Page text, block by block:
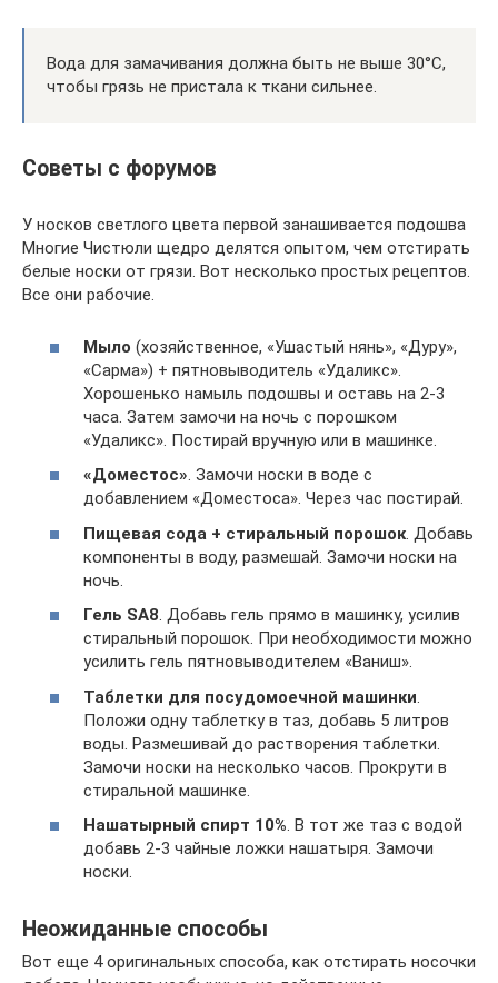
Вода для замачивания должна быть не выше 30°С,
чтобы грязь не пристала к ткани сильнее.
Советы с форумов
У носков светлого цвета первой занашивается подошва
Многие Чистюли щедро делятся опытом, чем отстирать
белые носки от грязи. Вот несколько простых рецептов.
Все они рабочие.
Мыло (хозяйственное, «Ушастый нянь», «Дуру»,
«Сарма») + пятновыводитель «Удаликс».
Хорошенько намыль подошвы и оставь на 2-3
часа. Затем замочи на ночь с порошком
«Удаликс». Постирай вручную или в машинке.
«Доместос». Замочи носки в воде с
добавлением «Доместоса». Через час постирай.
Пищевая сода + стиральный порошок. Добавь
компоненты в воду, размешай. Замочи носки на
ночь.
Гель SA8. Добавь гель прямо в машинку, усилив
стиральный порошок. При необходимости можно
усилить гель пятновыводителем «Ваниш».
Таблетки для посудомоечной машинки.
Положи одну таблетку в таз, добавь 5 литров
воды. Размешивай до растворения таблетки.
Замочи носки на несколько часов. Прокрути в
стиральной машинке.
Нашатырный спирт 10%. В тот же таз с водой
добавь 2-3 чайные ложки нашатыря. Замочи
носки.
Неожиданные способы
Вот еще 4 оригинальных способа, как отстирать носочки